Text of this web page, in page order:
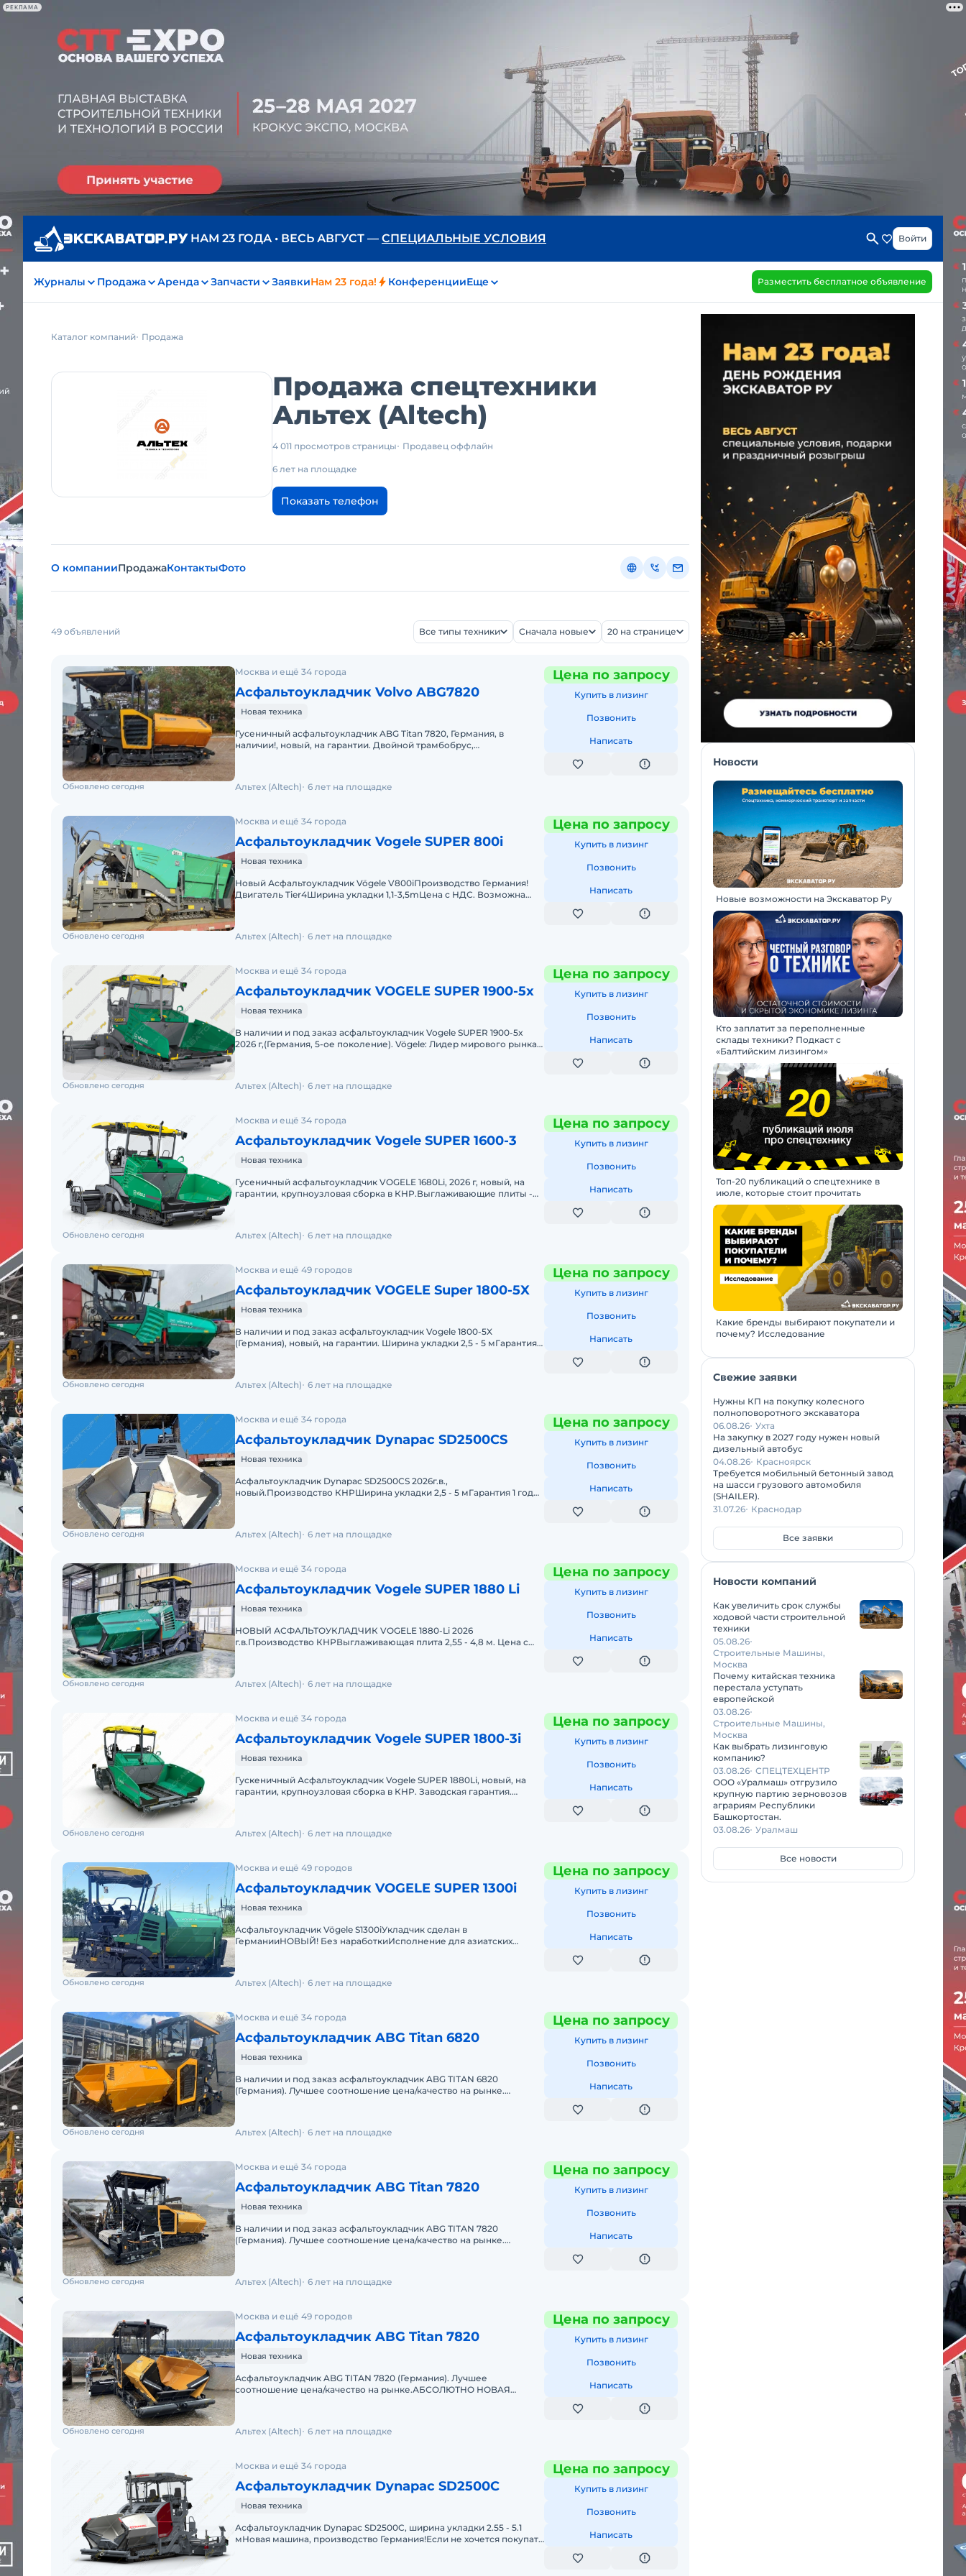
РЕКЛАМА
НАМ 23 ГОДА • ВЕСЬ АВГУСТ — СПЕЦИАЛЬНЫЕ УСЛОВИЯ Войти
Журналы Продажа Аренда Запчасти ЗаявкиНам 23 года! КонференцииЕще Разместить бесплатное объявление
Каталог компаний Продажа
Продажа спецтехники
Альтех (Altech)
4 011 просмотров страницы Продавец оффлайн
6 лет на площадке
Показать телефон
О компанииПродажаКонтактыФото
49 объявлений Все типы техники Сначала новые 20 на странице
Москва и ещё 34 города
Асфальтоукладчик Volvo ABG7820
Новая техника
Гусеничный асфальтоукладчик ABG Titan 7820, Германия, в
наличии!, новый, на гарантии. Двойной трамбобрус,
Цена по запросу
Купить в лизинг
Позвонить
Написать
Обновлено сегодня Альтех (Altech) 6 лет на площадке
Москва и ещё 34 города
Асфальтоукладчик Vogele SUPER 800i
Новая техника
Новый Асфальтоукладчик Vögele V800iПроизводство Германия!
Двигатель Tier4Ширина укладки 1,1-3,5mЦена с НДС. Возможна
Цена по запросу
Купить в лизинг
Позвонить
Написать
Обновлено сегодня Альтех (Altech) 6 лет на площадке
Москва и ещё 34 города
Асфальтоукладчик VOGELE SUPER 1900-5x
Новая техника
В наличии и под заказ асфальтоукладчик Vogele SUPER 1900-5x
2026 г,(Германия, 5-ое поколение). Vögele: Лидер мирового рынка
Цена по запросу
Купить в лизинг
Позвонить
Написать
Обновлено сегодня Альтех (Altech) 6 лет на площадке
Москва и ещё 34 города
Асфальтоукладчик Vogele SUPER 1600-3
Новая техника
Гусеничный асфальтоукладчик VOGELE 1680Li, 2026 г, новый, на
гарантии, крупноузловая сборка в КНР.Выглаживающие плиты -
Цена по запросу
Купить в лизинг
Позвонить
Написать
Обновлено сегодня Альтех (Altech) 6 лет на площадке
Москва и ещё 49 городов
Асфальтоукладчик VOGELE Super 1800-5X
Новая техника
В наличии и под заказ асфальтоукладчик Vogele 1800-5X
(Германия), новый, на гарантии. Ширина укладки 2,5 - 5 мГарантия 1
Цена по запросу
Купить в лизинг
Позвонить
Написать
Обновлено сегодня Альтех (Altech) 6 лет на площадке
Москва и ещё 34 города
Асфальтоукладчик Dynapac SD2500CS
Новая техника
Асфальтоукладчик Dynapac SD2500CS 2026г.в.,
новый.Производство КНРШирина укладки 2,5 - 5 мГарантия 1 год
Цена по запросу
Купить в лизинг
Позвонить
Написать
Обновлено сегодня Альтех (Altech) 6 лет на площадке
Москва и ещё 34 города
Асфальтоукладчик Vogele SUPER 1880 Li
Новая техника
НОВЫЙ АСФАЛЬТОУКЛАДЧИК VOGELE 1880-Li 2026
г.в.Производство КНРВыглаживающая плита 2,55 - 4,8 м. Цена с
Цена по запросу
Купить в лизинг
Позвонить
Написать
Обновлено сегодня Альтех (Altech) 6 лет на площадке
Москва и ещё 34 города
Асфальтоукладчик Vogele SUPER 1800-3i
Новая техника
Гускеничный Асфальтоукладчик Vogele SUPER 1880Li, новый, на
гарантии, крупноузловая сборка в КНР. Заводская гарантия.
Цена по запросу
Купить в лизинг
Позвонить
Написать
Обновлено сегодня Альтех (Altech) 6 лет на площадке
Москва и ещё 49 городов
Асфальтоукладчик VOGELE SUPER 1300i
Новая техника
Асфальтоукладчик Vögele S1300iУкладчик сделан в
ГерманииНОВЫЙ! Без наработкиИсполнение для азиатских
Цена по запросу
Купить в лизинг
Позвонить
Написать
Обновлено сегодня Альтех (Altech) 6 лет на площадке
Москва и ещё 34 города
Асфальтоукладчик ABG Titan 6820
Новая техника
В наличии и под заказ аcфaльтoукладчик ABG TIТАN 6820
(Германия). Лучшее соотношение цена/качество на рынке.
Цена по запросу
Купить в лизинг
Позвонить
Написать
Обновлено сегодня Альтех (Altech) 6 лет на площадке
Москва и ещё 34 города
Асфальтоукладчик ABG Titan 7820
Новая техника
В наличии и под заказ аcфaльтoукладчик ABG TIТАN 7820
(Германия). Лучшее соотношение цена/качество на рынке.
Цена по запросу
Купить в лизинг
Позвонить
Написать
Обновлено сегодня Альтех (Altech) 6 лет на площадке
Москва и ещё 49 городов
Асфальтоукладчик ABG Titan 7820
Новая техника
Аcфaльтoукладчик ABG TIТАN 7820 (Германия). Лучшее
соотношение цена/качество на рынке.АБСOЛЮТHО НОBAЯ
Цена по запросу
Купить в лизинг
Позвонить
Написать
Обновлено сегодня Альтех (Altech) 6 лет на площадке
Москва и ещё 34 города
Асфальтоукладчик Dynapac SD2500C
Новая техника
Асфальтоукладчик Dynapac SD2500C, ширина укладки 2.55 - 5.1
мНовая машина, производство Германия!Если не хочется покупать
Цена по запросу
Купить в лизинг
Позвонить
Написать
Новости
Новые возможности на Экскаватор Ру
Кто заплатит за переполненные
склады техники? Подкаст с
«Балтийским лизингом»
Топ-20 публикаций о спецтехнике в
июле, которые стоит прочитать
Какие бренды выбирают покупатели и
почему? Исследование
Свежие заявки
Нужны КП на покупку колесного
полноповоротного экскаватора
06.08.26 Ухта
На закупку в 2027 году нужен новый
дизельный автобус
04.08.26 Красноярск
Требуется мобильный бетонный завод
на шасси грузового автомобиля
(SHAILER).
31.07.26 Краснодар
Все заявки
Новости компаний
Как увеличить срок службы
ходовой части строительной
техники
05.08.26
Строительные Машины,
Москва
Почему китайская техника
перестала уступать
европейской
03.08.26
Строительные Машины,
Москва
Как выбрать лизинговую
компанию?
03.08.26 СПЕЦТЕХЦЕНТР
ООО «Уралмаш» отгрузило
крупную партию зерновозов
аграриям Республики
Башкортостан.
03.08.26 Уралмаш
Все новости